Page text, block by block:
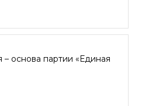
основа партии «Единая